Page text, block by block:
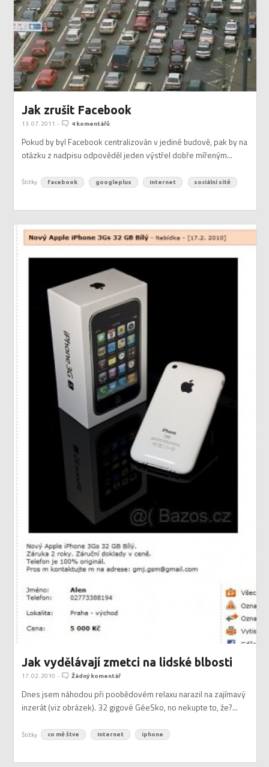
Jak zrušit Facebook
13. 07. 2011 - 4 komentářů
Pokud by byl Facebook centralizován v jediné budově, pak by na
otázku z nadpisu odpověděl jeden výstřel dobře mířeným...
Štítky facebook googleplus Internet sociální sítě
Jak vydělávají zmetci na lidské blbosti
17. 02. 2010 - Žádný komentář
Dnes jsem náhodou při poobědovém relaxu narazil na zajímavý
inzerát (viz obrázek). 32 gigové GéeSko, no nekupte to, že?...
Štítky co mě štve Internet iphone